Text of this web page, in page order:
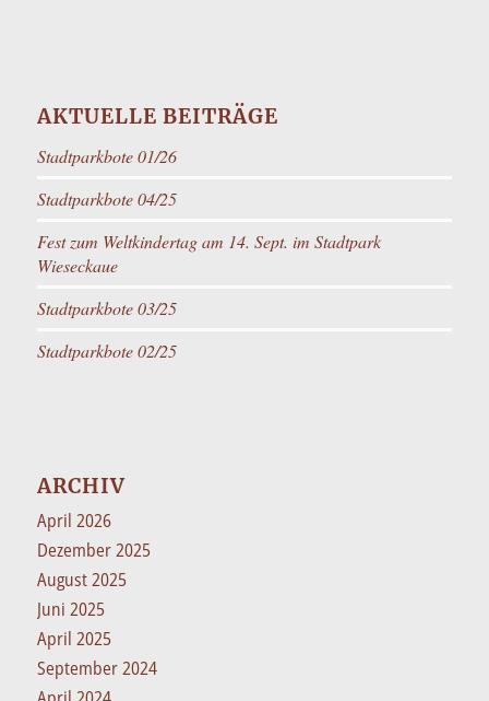
AKTUELLE BEITRÄGE
Stadtparkbote 01/26
Stadtparkbote 04/25
Fest zum Weltkindertag am 14. Sept. im Stadtpark
Wieseckaue
Stadtparkbote 03/25
Stadtparkbote 02/25
ARCHIV
April 2026
Dezember 2025
August 2025
Juni 2025
April 2025
September 2024